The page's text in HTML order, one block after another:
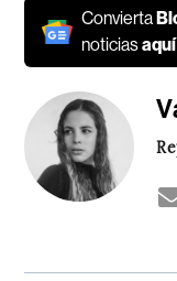
Convierta
noticiasaquí